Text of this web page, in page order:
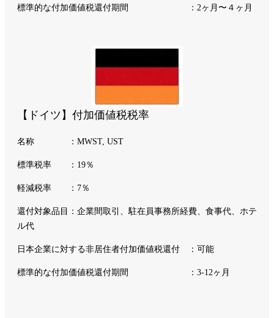
標準的な付加価値税還付期間 ：2ヶ月〜４ヶ月
【ドイツ】付加価値税税率
名称 ：MWST, UST
標準税率 ：19％
軽減税率 ：7％
還付対象品目：企業間取引、駐在員事務所経費、食事代、ホテ
ル代
日本企業に対する非居住者付加価値税還付 ：可能
標準的な付加価値税還付期間 ：3-12ヶ月